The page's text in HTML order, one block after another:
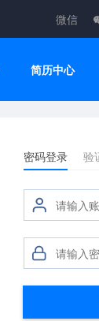
微信
简历中心
密码登录 验